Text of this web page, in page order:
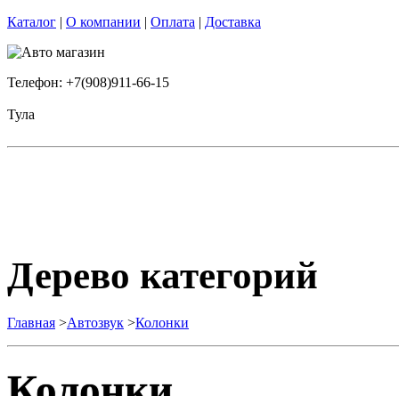
Каталог | О компании | Оплата | Доставка
Телефон: +7(908)911-66-15
Тула
Дерево категорий
Главная >Автозвук >Колонки